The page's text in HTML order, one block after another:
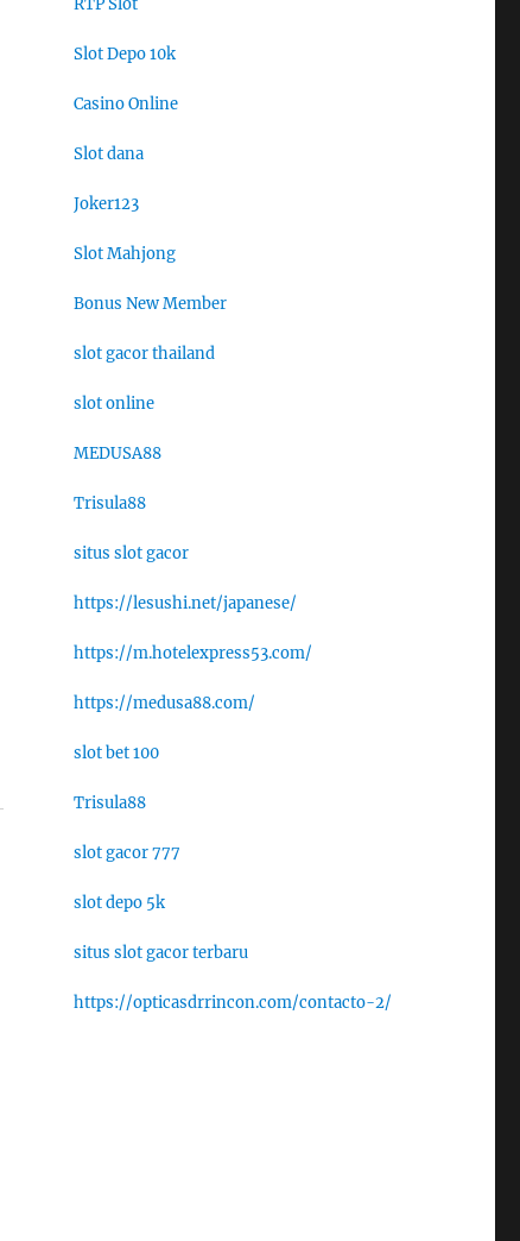
Slot Depo 10k
Casino Online
Slot dana
Joker123
Slot Mahjong
Bonus New Member
slot gacor thailand
slot online
MEDUSA88
Trisula88
situs slot gacor
https://lesushi.net/japanese/
https://m.hotelexpress53.com/
https://medusa88.com/
slot bet 100
Trisula88
slot gacor 777
slot depo 5k
situs slot gacor terbaru
https://opticasdrrincon.com/contacto-2/